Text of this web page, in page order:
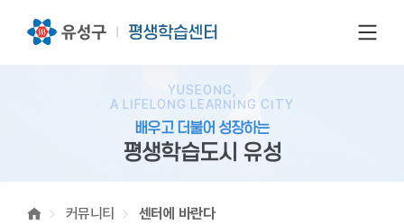
전체
YUSEONG,
A LIFELONG LEARNING CITY
배우고 더불어 성장하는
평생학습도시 유성
커뮤니티 센터에 바란다